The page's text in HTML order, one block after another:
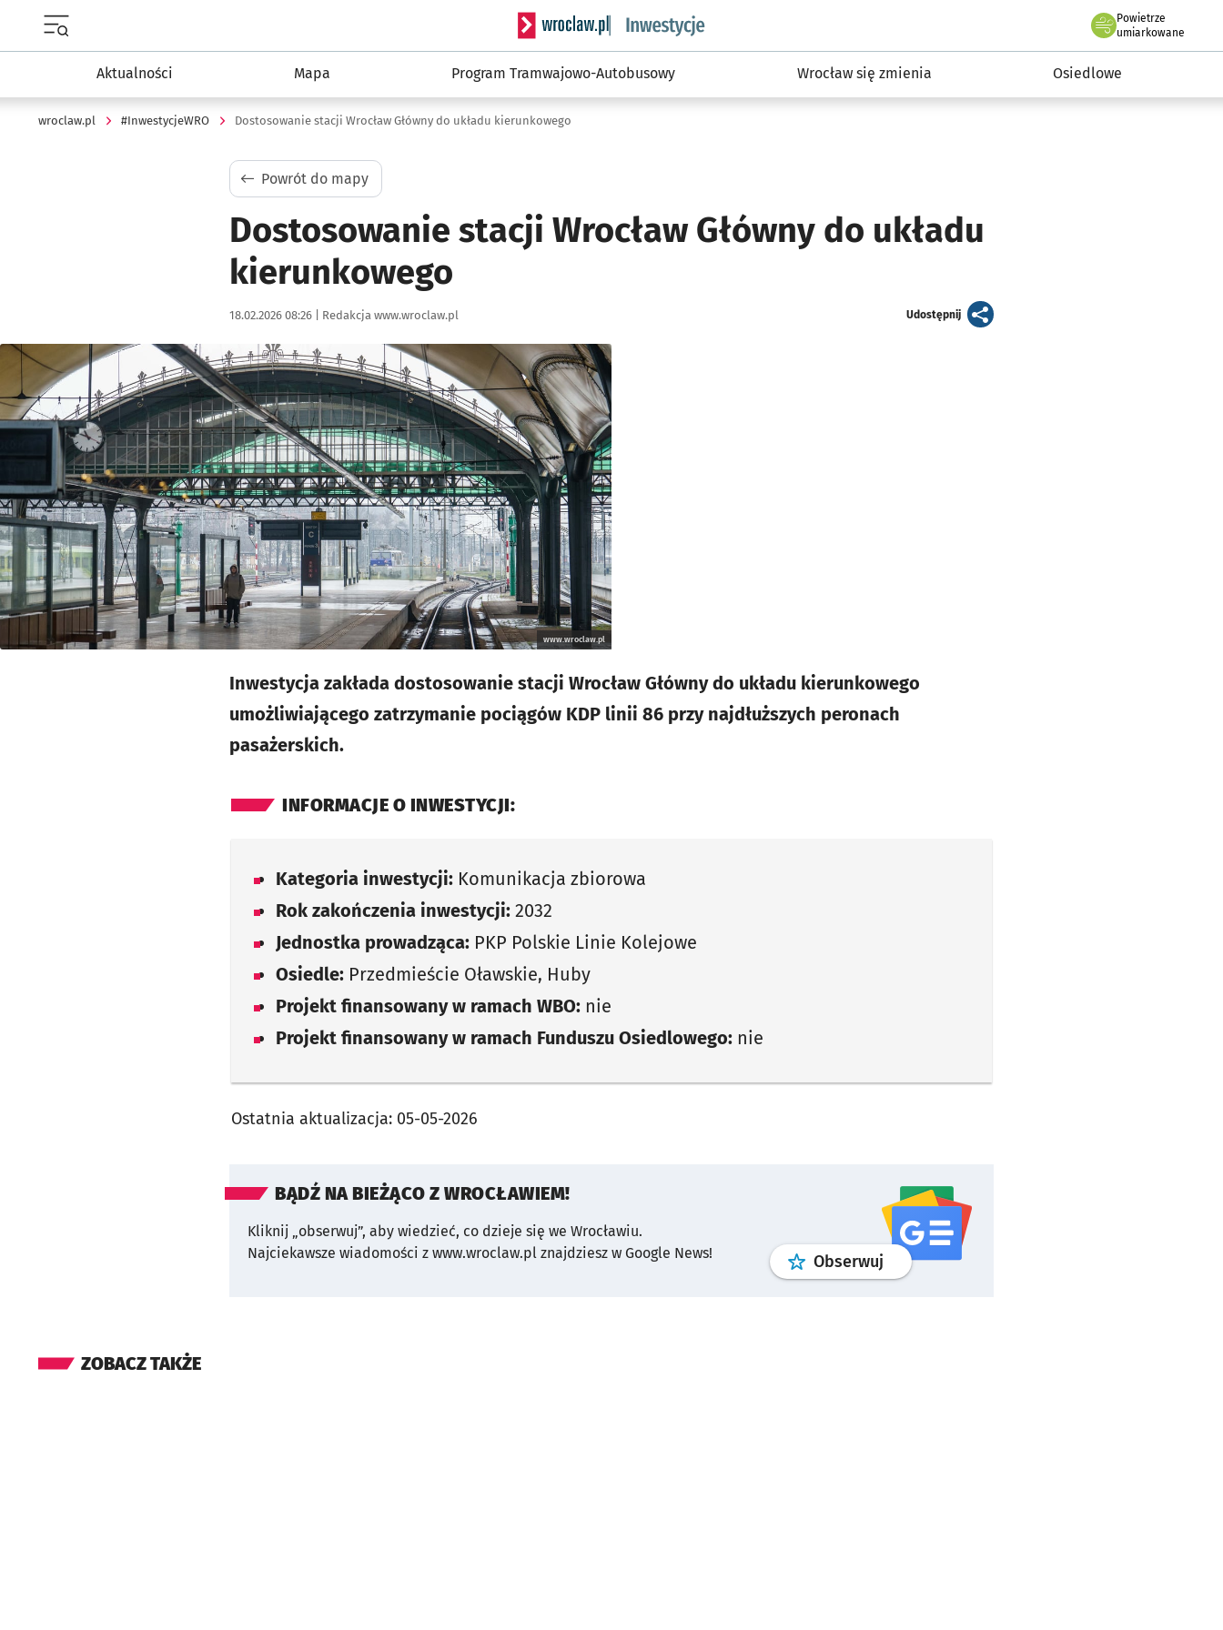
Serwis informacyjny wroclaw.pl podserwis: #InwestycjeWRO - miejskie inwestycje 2019-2032
Powietrze
we Wrocławiu
umiarkowane
Aktualności Mapa Program Tramwajowo-Autobusowy Wrocław się zmienia Osiedlowe
wroclaw.pl #InwestycjeWRO Dostosowanie stacji Wrocław Główny do układu kierunkowego
Powrót do mapy
Dostosowanie stacji Wrocław Główny do układu
kierunkowego
Data publikacji:
18.02.2026 08:26 | Autor:
Redakcja www.wroclaw.pl Udostępnijartykuł
Kliknij, aby powiększyć
www.wroclaw.pl
Inwestycja zakłada dostosowanie stacji Wrocław Główny do układu kierunkowego
umożliwiającego zatrzymanie pociągów KDP linii 86 przy najdłuższych peronach
pasażerskich.
INFORMACJE O INWESTYCJI:
Kategoria inwestycji: Komunikacja zbiorowa
Rok zakończenia inwestycji: 2032
Jednostka prowadząca: PKP Polskie Linie Kolejowe
Osiedle: Przedmieście Oławskie, Huby
Projekt finansowany w ramach WBO: nie
Projekt finansowany w ramach Funduszu Osiedlowego: nie
Ostatnia aktualizacja: 05-05-2026
BĄDŹ NA BIEŻĄCO Z WROCŁAWIEM!
Kliknij „obserwuj”, aby wiedzieć, co dzieje się we Wrocławiu.
Najciekawsze wiadomości z www.wroclaw.pl znajdziesz w Google News!
Obserwuj profilgoogle news
ZOBACZ TAKŻE